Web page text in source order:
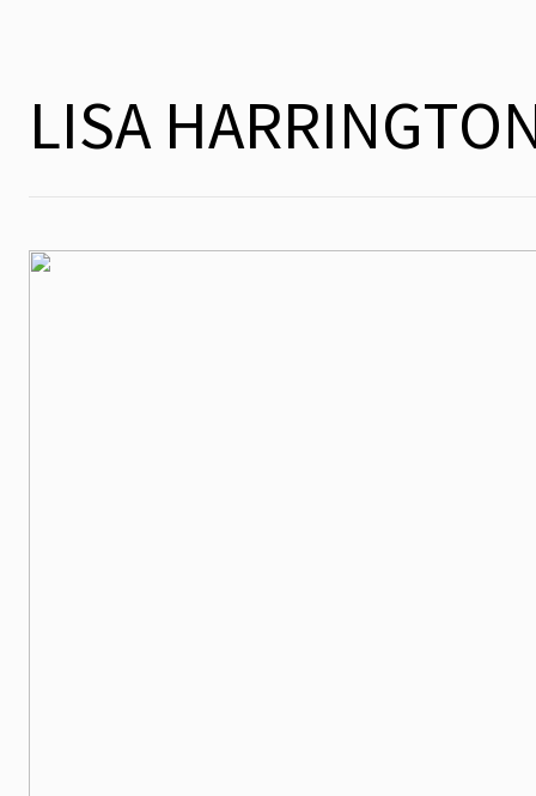
LISA